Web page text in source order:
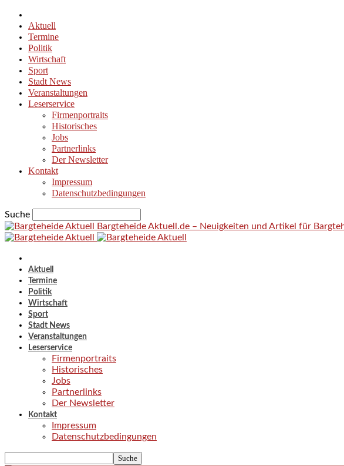
Aktuell
Termine
Politik
Wirtschaft
Sport
Stadt News
Veranstaltungen
Leserservice
Firmenportraits
Historisches
Jobs
Partnerlinks
Der Newsletter
Kontakt
Impressum
Datenschutzbedingungen
Suche
Bargteheide Aktuell.de – Neuigkeiten und Artikel für
Aktuell
Termine
Politik
Wirtschaft
Sport
Stadt News
Veranstaltungen
Leserservice
Firmenportraits
Historisches
Jobs
Partnerlinks
Der Newsletter
Kontakt
Impressum
Datenschutzbedingungen